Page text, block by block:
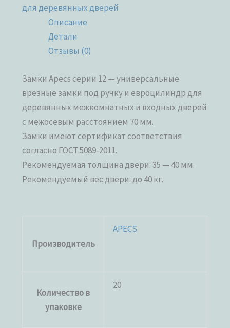
для деревянных дверей
Описание
Детали
Отзывы (0)
Замки Apecs серии 12 — универсальные
врезные замки под ручку и евроцилиндр для
деревянных межкомнатных и входных дверей
с межосевым расстоянием 70 мм.
Замки имеют сертификат соответствия
согласно ГОСТ 5089-2011.
Рекомендуемая толщина двери: 35 — 40 мм.
Рекомендуемый вес двери: до 40 кг.
Производитель
APECS
Количество в
упаковке
20